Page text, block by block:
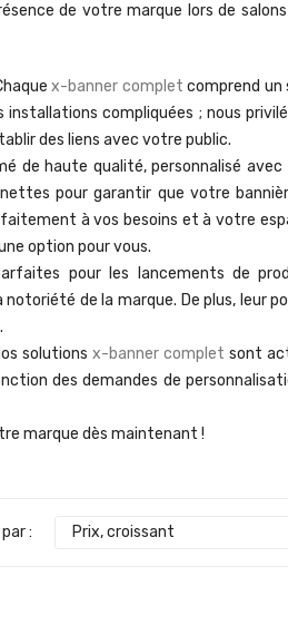
de votre marque lors de
x-banner complet comprend un
installations compliquées ; nous
des liens avec votre public.
de haute qualité, personnalisé avec
pour garantir que votre
à vos besoins et à votre
option pour vous.
pour les lancements de
de la marque. De plus, leur
solutionsx-banner complet sont
des demandes de
marque dès maintenant !
: Prix, croissant